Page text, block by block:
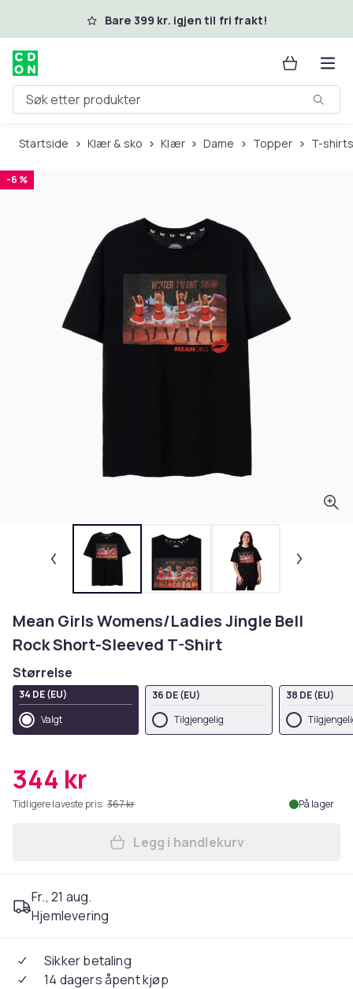
Hopp til hovedinnholdBare 399 kr. igjen til fri frakt!
Søk etter produkter
Startside Klær & sko Klær Dame Topper T-shirts
-6 %
Mean Girls Womens/Ladies Jingle Bell
Rock Short-Sleeved T-Shirt
Størrelse
34 DE (EU)
Valgt
36 DE (EU)
Tilgjengelig
38 DE (EU)
344 kr
Tidligere laveste pris: 367 kr På lager
Legg Mean Girls Womens/
Legg i handlekurv
Fr., 21 aug.
Hjemlevering
Sikker betaling
14 dagers åpent kjøp